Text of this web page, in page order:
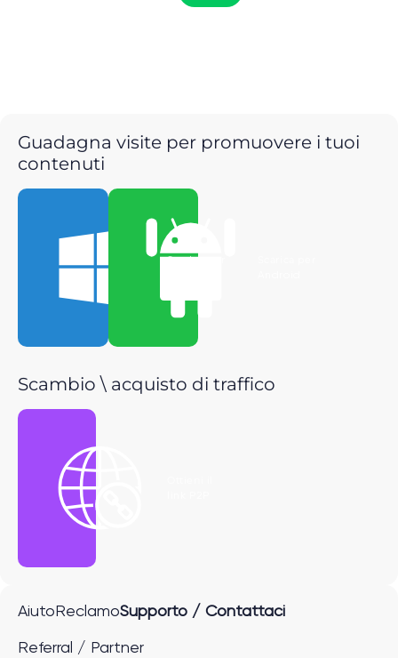
Guadagna visite per promuovere i tuoi
contenuti
Scarica per
Scambio \ acquisto di traffico
Aiuto ReclamoSupporto / Contattaci
Referral / Partner